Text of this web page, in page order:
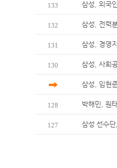
133 삼성, 외국
132 삼성, 전력
131 삼성, 경영
130 삼성, 사회
삼성, 임현
128 박해민, 원
127 삼성 선수